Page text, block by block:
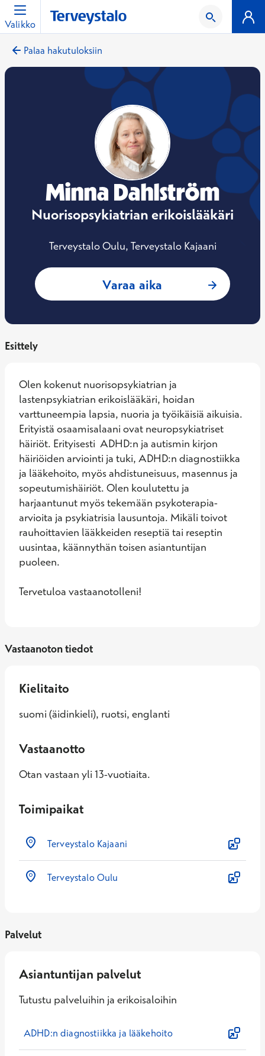
Valikko
Palaa hakutuloksiin
Minna Dahlström
Nuorisopsykiatrian erikoislääkäri
Terveystalo Oulu, Terveystalo Kajaani
Varaa aika : Minna
Esittely
Olen kokenut nuorisopsykiatrian ja
lastenpsykiatrian erikoislääkäri, hoidan
varttuneempia lapsia, nuoria ja työikäisiä aikuisia.
Erityistä osaamisalaani ovat neuropsykiatriset
häiriöt. Erityisesti  ADHD:n ja autismin kirjon
häiriöiden arviointi ja tuki, ADHD:n diagnostiikka
ja lääkehoito, myös ahdistuneisuus, masennus ja
sopeutumishäiriöt. Olen koulutettu ja
harjaantunut myös tekemään psykoterapia-
arvioita ja psykiatrisia lausuntoja. Mikäli toivot
rauhoittavien lääkkeiden reseptiä tai reseptin
uusintaa, käännythän toisen asiantuntijan
puoleen.
Tervetuloa vastaanotolleni!
Vastaanoton tiedot
Kielitaito
suomi (äidinkieli), ruotsi, englanti
Vastaanotto
Otan vastaan yli 13-vuotiaita.
Toimipaikat
Terveystalo Kajaani
Terveystalo Oulu
Palvelut
Asiantuntijan palvelut
Tutustu palveluihin ja erikoisaloihin
ADHD:n diagnostiikka ja lääkehoito